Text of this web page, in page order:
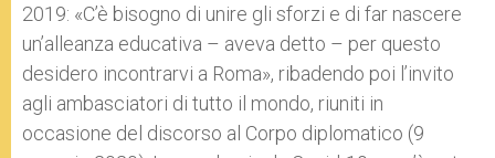
2019: «C’è bisogno di unire gli sforzi e di far nascere
un’alleanza educativa – aveva detto – per questo
desidero incontrarvi a Roma», ribadendo poi l’invito
agli ambasciatori di tutto il mondo, riuniti in
occasione del discorso al Corpo diplomatico (9